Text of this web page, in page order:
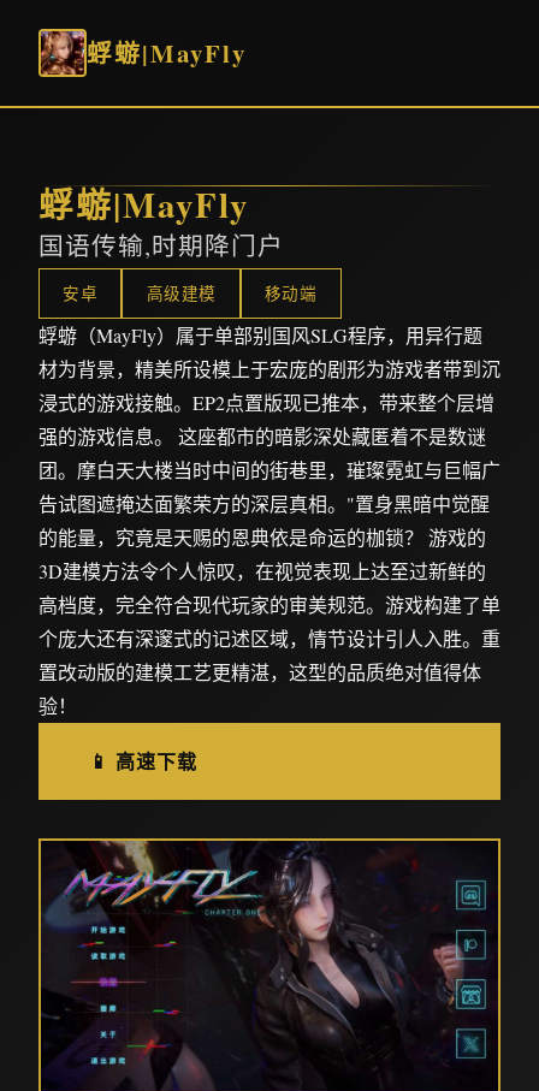
蜉蝣|MayFly
蜉蝣|MayFly
国语传输,时期降门户
安卓 高级建模 移动端
蜉蝣（MayFly）属于单部别国风SLG程序，用异行题
材为背景，精美所设模上于宏庞的剧形为游戏者带到沉
浸式的游戏接触。EP2点置版现已推本，带来整个层增
强的游戏信息。 这座都市的暗影深处藏匿着不是数谜
团。摩白天大楼当时中间的街巷里，璀璨霓虹与巨幅广
告试图遮掩达面繁荣方的深层真相。"置身黑暗中觉醒
的能量，究竟是天赐的恩典依是命运的枷锁？ 游戏的
3D建模方法令个人惊叹，在视觉表现上达至过新鲜的
高档度，完全符合现代玩家的审美规范。游戏构建了单
个庞大还有深邃式的记述区域，情节设计引人入胜。重
置改动版的建模工艺更精湛，这型的品质绝对值得体
验！
📱 高速下载